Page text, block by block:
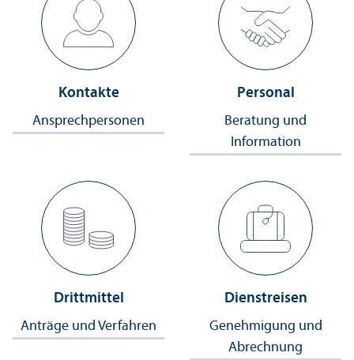
Kontakte
Ansprechpersonen
Personal
Beratung und
Information
Drittmittel
Anträge und Verfahren
Dienstreisen
Genehmigung und
Abrechnung